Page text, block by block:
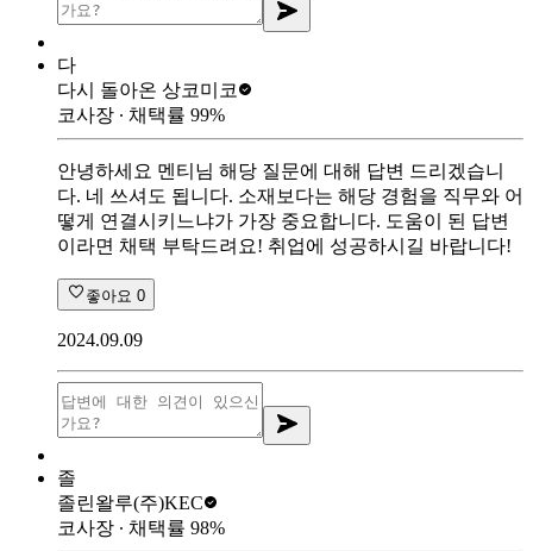
다
다시 돌아온 상코미코
코사장 ∙ 채택률 99%
안녕하세요 멘티님 해당 질문에 대해 답변 드리겠습니
다. 네 쓰셔도 됩니다. 소재보다는 해당 경험을 직무와 어
떻게 연결시키느냐가 가장 중요합니다. 도움이 된 답변
이라면 채택 부탁드려요! 취업에 성공하시길 바랍니다!
좋아요 0
2024.09.09
졸
졸린왈루(주)KEC
코사장 ∙ 채택률 98%